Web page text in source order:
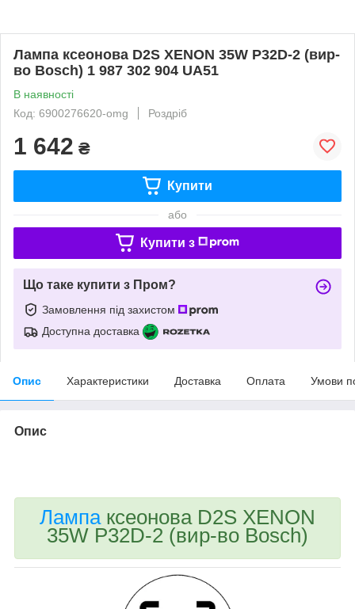
Лампа ксеонова D2S XENON 35W P32D-2 (вир-
во Bosch) 1 987 302 904 UA51
В наявності
Код: 6900276620-omg
Роздріб
1 642 ₴
Купити
або
Купити з
Що таке купити з Пром?
Замовлення під захистом
Доступна доставка
Опис Характеристики Доставка Оплата Умови
Опис
Лампаксеонова D2S XENON
35W P32D-2 (вир-во Bosch)